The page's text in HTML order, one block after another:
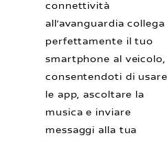
connettività
all’avanguardia collega
perfettamente il tuo
smartphone al veicolo,
consentendoti di usare
le app, ascoltare la
musica e inviare
messaggi alla tua